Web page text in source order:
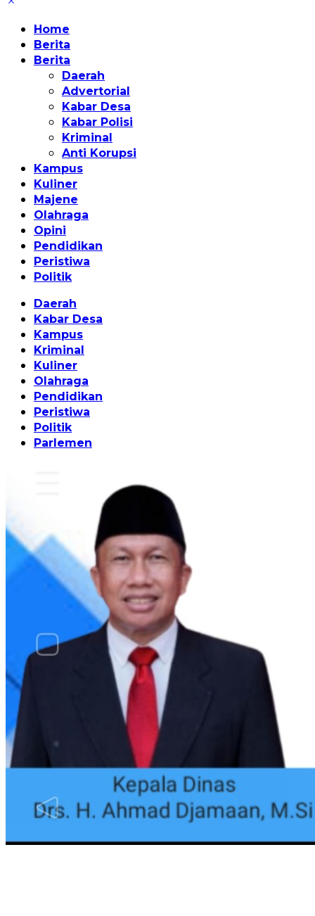
Home
Berita
Berita
Daerah
Advertorial
Kabar Desa
Kabar Polisi
Kriminal
Anti Korupsi
Kampus
Kuliner
Majene
Olahraga
Opini
Pendidikan
Peristiwa
Politik
Daerah
Kabar Desa
Kampus
Kriminal
Kuliner
Olahraga
Pendidikan
Peristiwa
Politik
Parlemen